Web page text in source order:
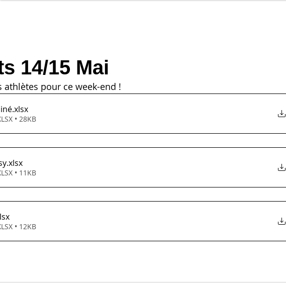
14/15 Mai
athlètes pour ce week-end !
.xlsx
• 28KB
.xlsx
• 11KB
• 12KB